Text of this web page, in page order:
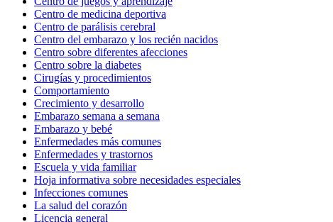
Centro de medicina deportiva
Centro de parálisis cerebral
Centro del embarazo y los recién nacidos
Centro sobre diferentes afecciones
Centro sobre la diabetes
Cirugías y procedimientos
Comportamiento
Crecimiento y desarrollo
Embarazo semana a semana
Embarazo y bebé
Enfermedades más comunes
Enfermedades y trastornos
Escuela y vida familiar
Hoja informativa sobre necesidades especiales
Infecciones comunes
La salud del corazón
Licencia general